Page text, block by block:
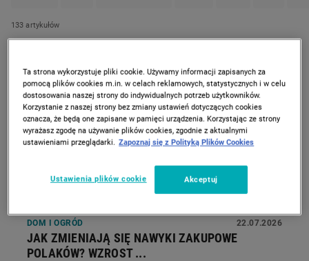
133 artykułów
DOM I OGRÓD 22.07.2026
JAK ZMIENIAJĄ SIĘ NAWYKI ZAKUPOWE
POLAKÓW? WZROST ...
Ta strona wykorzystuje pliki cookie. Używamy informacji zapisanych za
pomocą plików cookies m.in. w celach reklamowych, statystycznych i w celu
dostosowania naszej strony do indywidualnych potrzeb użytkowników.
Korzystanie z naszej strony bez zmiany ustawień dotyczących cookies
oznacza, że będą one zapisane w pamięci urządzenia. Korzystając ze strony
wyrażasz zgodę na używanie plików cookies, zgodnie z aktualnymi
ustawieniami przeglądarki. Zapoznaj się z Polityką Plików Cookies
Ustawienia plików cookie Akceptuj